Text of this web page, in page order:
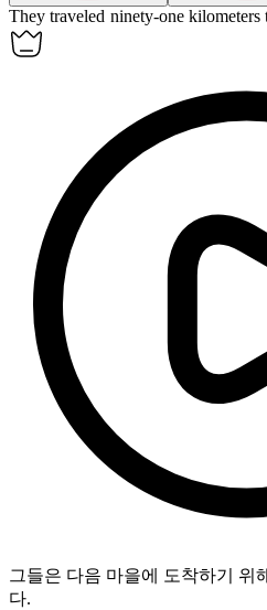
They traveled ninety-one kilometers
그들은 다음 마을에 도착하기 위
다.